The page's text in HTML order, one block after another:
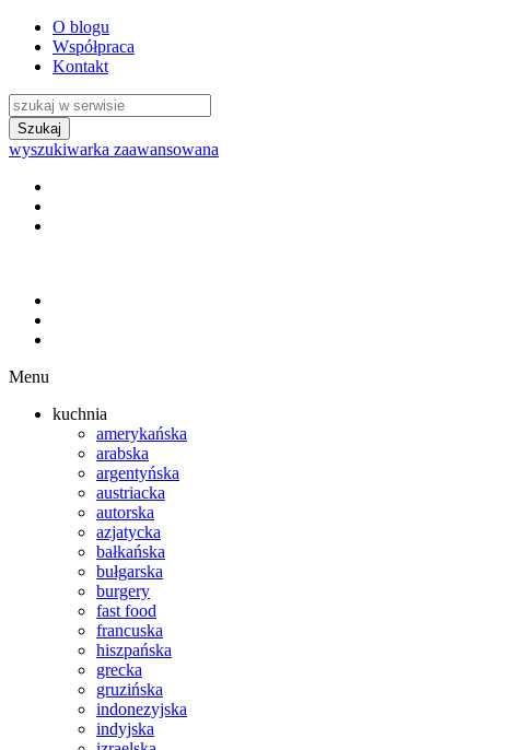
O blogu
Współpraca
Kontakt
wyszukiwarka zaawansowana
Menu
kuchnia
amerykańska
arabska
argentyńska
austriacka
autorska
azjatycka
bałkańska
bułgarska
burgery
fast food
francuska
hiszpańska
grecka
gruzińska
indonezyjska
indyjska